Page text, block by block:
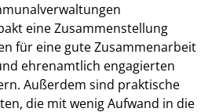
eine Zusammenstellung
für eine gute Zusammenarbeit
ehrenamtlich engagierten
Außerdem sind praktische
die mit wenig Aufwand in die